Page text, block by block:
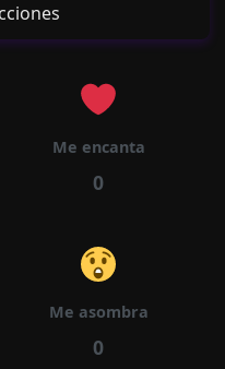
Me encanta
0
Me asombra
0